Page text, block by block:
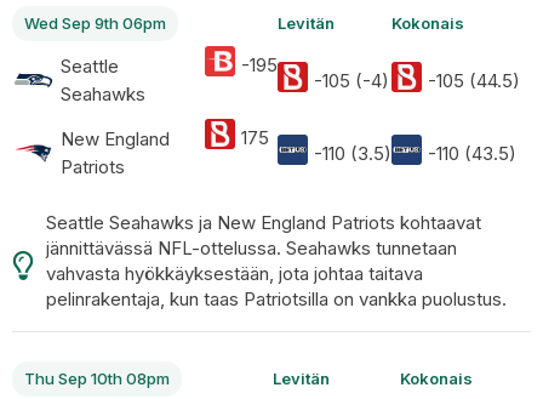
Wed Sep 9th 06pm
Seattle
Seahawks
New England
Patriots
-195
175
Levitän
-105 (-4)
-110 (3.5)
Kokonais
-105 (44.5)
-110 (43.5)
Seattle Seahawks ja New England Patriots kohtaavat
jännittävässä NFL-ottelussa. Seahawks tunnetaan
vahvasta hyökkäyksestään, jota johtaa taitava
pelinrakentaja, kun taas Patriotsilla on vankka puolustus.
Thu Sep 10th 08pm Levitän Kokonais